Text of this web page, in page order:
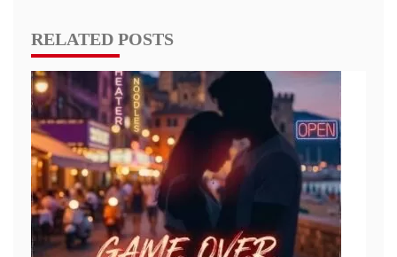
RELATED POSTS